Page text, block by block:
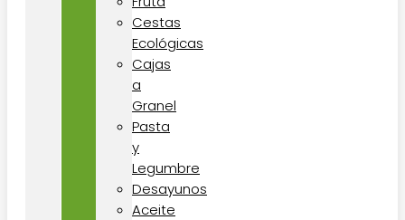
Cestas
Ecológicas
Cajas
a
Granel
Pasta
y
Legumbre
Desayunos
Aceite